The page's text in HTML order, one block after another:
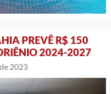
PREVÊ R$ 150
2024-2027
2023